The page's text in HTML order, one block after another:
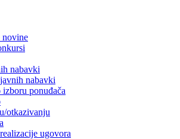
novine
nabavki
nabavki
ponuđača
otkazivanju
ugovora